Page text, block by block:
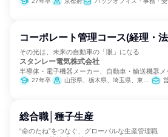
コーポレート管理コース(経理・
その光は、未来の自動車の「眼」になる
スタンレー電気株式会社
半導体・電子機器メーカー、自動車・輸送機器
27年卒 山形県、栃木県、埼玉県、東京都、神奈川県、静岡県、愛知県、大阪府、広島県、福岡県
総合職│種子生産
“命のたね”をつなぐ、グローバルな生産管理職